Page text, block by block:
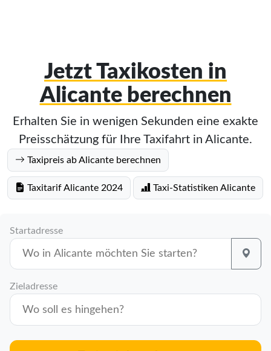
Jetzt Taxikosten in
Alicante berechnen
Erhalten Sie in wenigen Sekunden eine exakte
Preisschätzung für Ihre Taxifahrt in Alicante.
Taxipreis ab Alicante berechnen
Taxitarif Alicante 2024 Taxi-Statistiken Alicante
Startadresse
Zieladresse